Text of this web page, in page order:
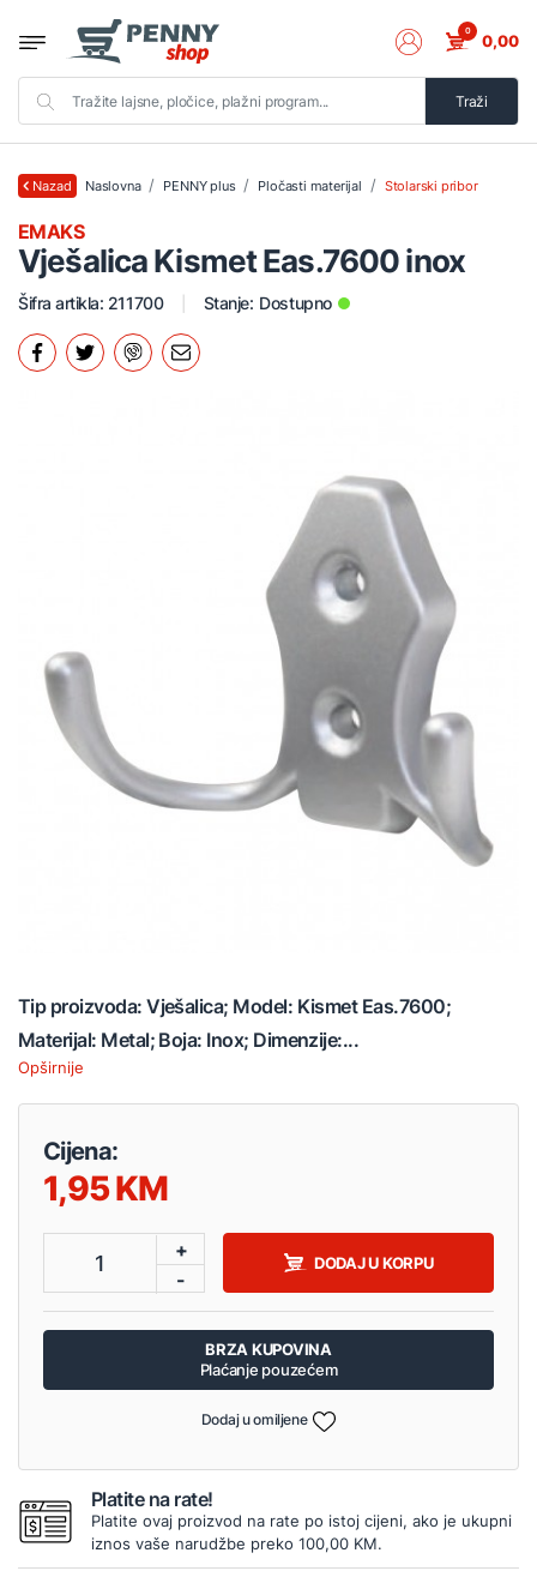
Traži
0 0,00
Nazad Naslovna PENNY plus Pločasti materijal Stolarski pribor
Vješalica Kismet Eas.7600 inox
EMAKS
Šifra artikla: 211700 Stanje: Dostupno
Tip proizvoda: Vješalica; Model: Kismet Eas.7600;
Materijal: Metal; Boja: Inox; Dimenzije:...
Opširnije
Cijena:
1,95
1
+
-
DODAJ U KORPU
BRZA KUPOVINA
Plaćanje pouzećem
Dodaj u omiljene
Platite na rate!
Platite ovaj proizvod na rate po istoj cijeni, ako je ukupni
iznos vaše narudžbe preko 100,00 KM.